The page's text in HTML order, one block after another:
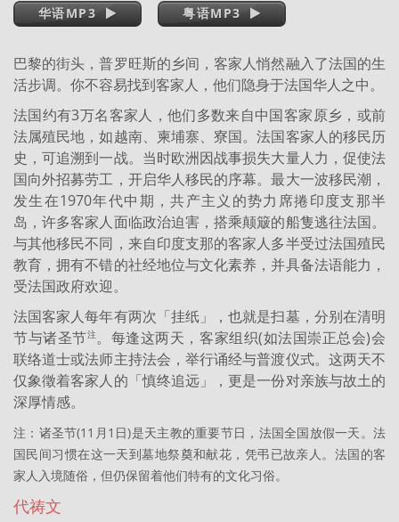
华语MP3 粤语MP3
巴黎的街头，普罗旺斯的乡间，客家人悄然融入了法国的生
活步调。你不容易找到客家人，他们隐身于法国华人之中。
法国约有3万名客家人，他们多数来自中国客家原乡，或前
法属殖民地，如越南、柬埔寨、寮国。法国客家人的移民历
史，可追溯到一战。当时欧洲因战事损失大量人力，促使法
国向外招募劳工，开启华人移民的序幕。最大一波移民潮，
发生在1970年代中期，共产主义的势力席捲印度支那半
岛，许多客家人面临政治迫害，搭乘颠簸的船隻逃往法国。
与其他移民不同，来自印度支那的客家人多半受过法国殖民
教育，拥有不错的社经地位与文化素养，并具备法语能力，
受法国政府欢迎。
法国客家人每年有两次「挂纸」，也就是扫墓，分别在清明
节与诸圣节注。每逢这两天，客家组织(如法国崇正总会)会
联络道士或法师主持法会，举行诵经与普渡仪式。这两天不
仅象徵着客家人的「慎终追远」，更是一份对亲族与故土的
深厚情感。
注：诸圣节(11月1日)是天主教的重要节日，法国全国放假一天。法
国民间习惯在这一天到墓地祭奠和献花，凭弔已故亲人。法国的客
家人入境随俗，但仍保留着他们特有的文化习俗。
代祷文